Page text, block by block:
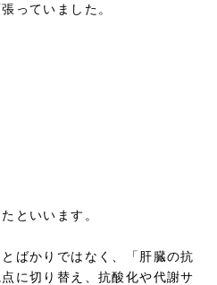
っていました。
といいます。
ばかりではなく、「肝臓の抗
に切り替え、抗酸化や代謝サ